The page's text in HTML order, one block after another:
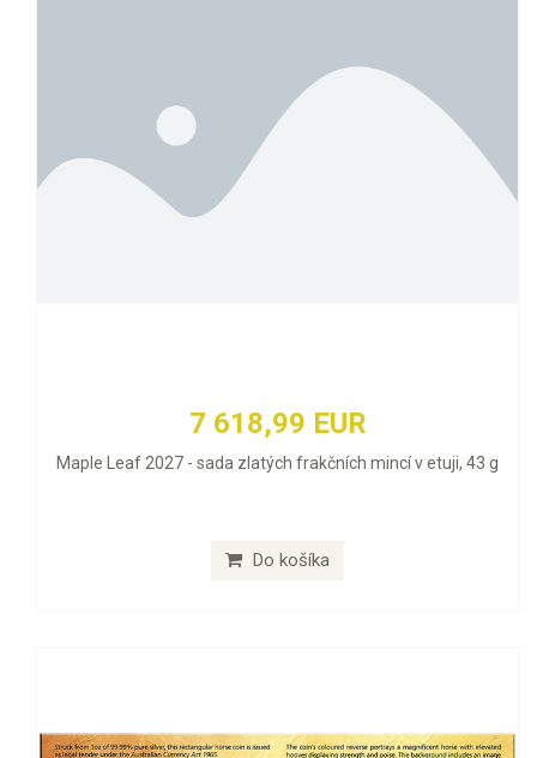
7 618,99 EUR
Maple Leaf 2027 - sada zlatých frakčních mincí v etuji, 43 g
Do košíka